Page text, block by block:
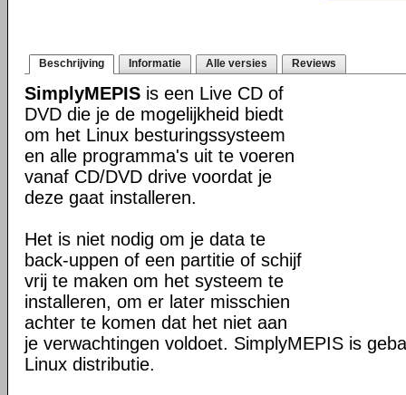
Beschrijving Informatie Alle versies Reviews
SimplyMEPIS is een Live CD of
DVD die je de mogelijkheid biedt
om het Linux besturingssysteem
en alle programma's uit te voeren
vanaf CD/DVD drive voordat je
deze gaat installeren.
Het is niet nodig om je data te
back-uppen of een partitie of schijf
vrij te maken om het systeem te
installeren, om er later misschien
achter te komen dat het niet aan
je verwachtingen voldoet. SimplyMEPIS is
Linux distributie.